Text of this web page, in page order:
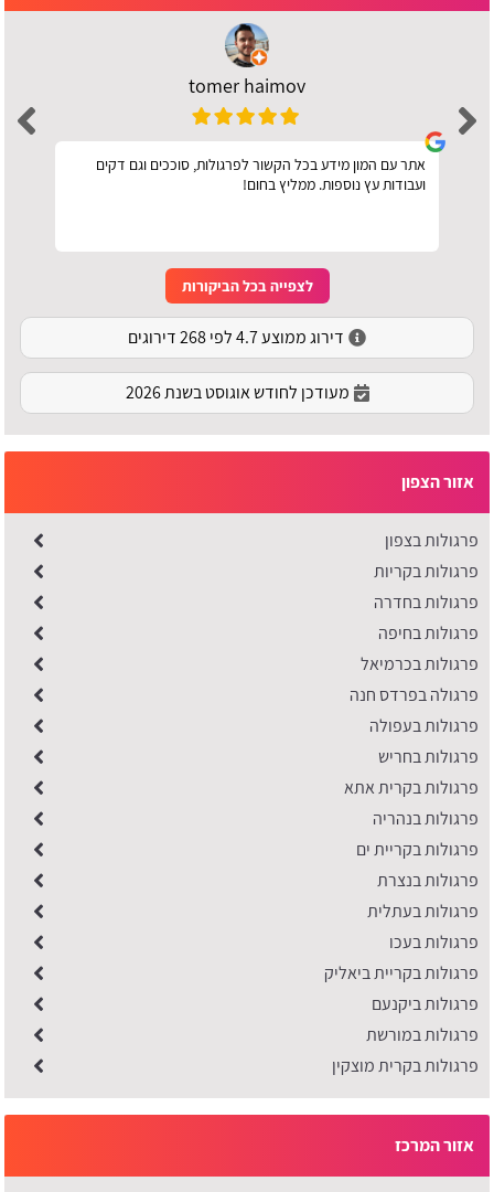
tomer haimov
אתר עם המון מידע בכל הקשור לפרגולות, סוככים וגם דקים
ועבודות עץ נוספות. ממליץ בחום!
לצפייה בכל הביקורות
דירוג ממוצע 4.7 לפי 268 דירוגים
מעודכן לחודש אוגוסט בשנת 2026
אזור הצפון
פרגולות בצפון
פרגולות בקריות
פרגולות בחדרה
פרגולות בחיפה
פרגולות בכרמיאל
פרגולה בפרדס חנה
פרגולות בעפולה
פרגולות בחריש
פרגולות בקרית אתא
פרגולות בנהריה
פרגולות בקריית ים
פרגולות בנצרת
פרגולות בעתלית
פרגולות בעכו
פרגולות בקריית ביאליק
פרגולות ביקנעם
פרגולות במורשת
פרגולות בקרית מוצקין
אזור המרכז